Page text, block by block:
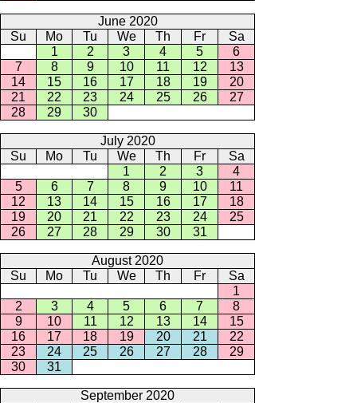
June 2020
Su
Mo Tu We Th Fr
Sa
1
2 3 4 5
6
7
8 9 10 11 12
13
14
15 16 17 18 19
20
21
22 23 24 25 26
27
28
29 30
July 2020
Su
Mo Tu We Th Fr
Sa
1
2 3
4
5
6 7 8 9 10
11
12
13 14 15 16 17
18
19
20 21 22 23 24
25
26
27 28 29 30 31
August 2020
Su
Mo Tu We Th Fr
Sa
1
2
3 4 5 6 7
8
9
10 11 12 13 14
15
16
17 18 19 20 21
22
23
24 25 26 27 28
29
30
31
September 2020